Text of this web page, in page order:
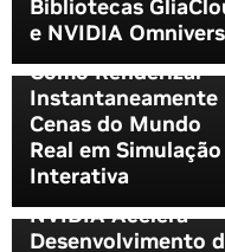
Bibliotecas
e NVIDIA
Como Renderizar
Instantaneamente
Cenas do Mundo
Real em Simulação
Interativa
NVIDIA Acelera
Desenvolvimento